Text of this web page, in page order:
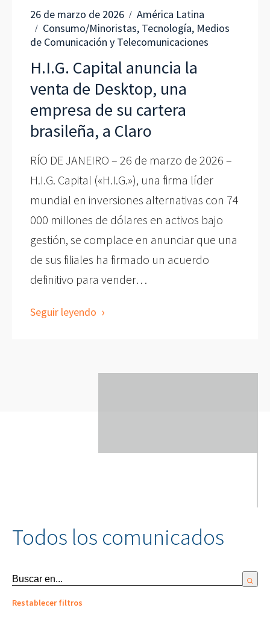
26 de marzo de 2026
América Latina
Consumo/Minoristas, Tecnología, Medios
de Comunicación y Telecomunicaciones
H.I.G. Capital anuncia la
venta de Desktop, una
empresa de su cartera
brasileña, a Claro
RÍO DE JANEIRO – 26 de marzo de 2026 –
H.I.G. Capital («H.I.G.»), una firma líder
mundial en inversiones alternativas con 74
000 millones de dólares en activos bajo
gestión, se complace en anunciar que una
de sus filiales ha firmado un acuerdo
definitivo para vender…
Seguir leyendo
Todos los comunicados
Restablecer filtros